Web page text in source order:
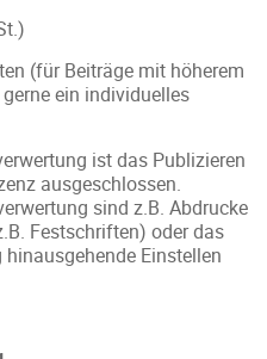
(für Beiträge mit höherem
ein individuelles
ist das Publizieren
ausgeschlossen.
sind z.B. Abdrucke
Festschriften) oder das
Einstellen